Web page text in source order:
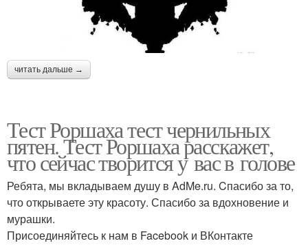
читать дальше →
Тест Роршаха тест чернильных
пятен. Тест Роршаха расскажет,
что сейчас творится у вас в голове
Ребята, мы вкладываем душу в AdMe.ru. Cпасибо за то,
что открываете эту красоту. Спасибо за вдохновение и
мурашки.
Присоединяйтесь к нам в Facebook и ВКонтакте